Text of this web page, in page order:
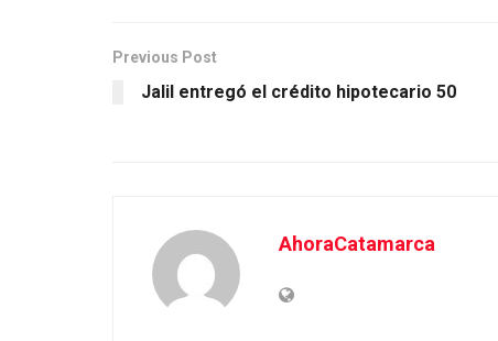
Previous Post
Jalil entregó el crédito hipotecario 50
AhoraCatamarca